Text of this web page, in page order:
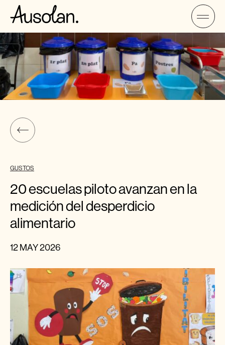
GUSTOS
20 escuelas piloto avanzan en la
medición del desperdicio
alimentario
12 MAY 2026